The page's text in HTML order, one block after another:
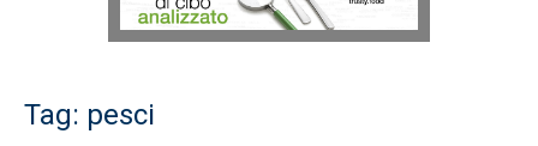
Salvagente
Tag: pesci